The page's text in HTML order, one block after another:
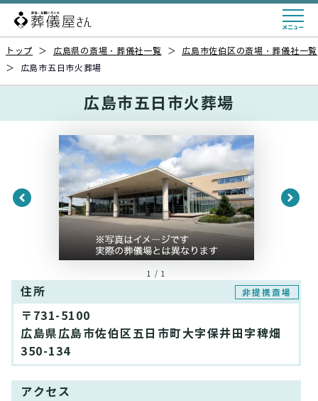
トップ ＞ 広島県の斎場・葬儀社一覧 ＞
広島市佐伯区の斎場・葬儀社一覧
＞
広島市五日市火葬場
広島市五日市火葬場
1 / 1
住所 非提携斎場
〒731-5100
広島県広島市佐伯区五日市町大字保井田字稗畑
350-134
アクセス